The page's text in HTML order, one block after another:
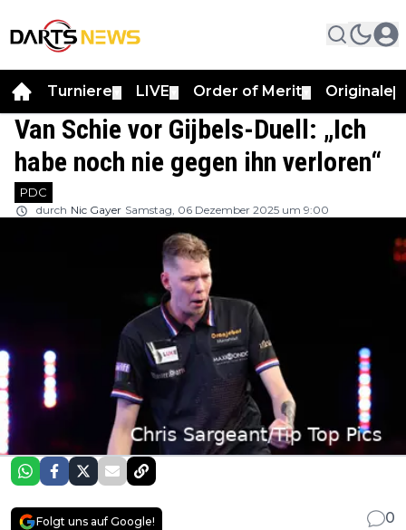
Turniere LIVE Order of Merit Originale
Van Schie vor Gijbels-Duell: „Ich
habe noch nie gegen ihn verloren“
PDC
durch Nic Gayer Samstag, 06 Dezember 2025 um 9:00
Folgt uns auf Google!
0